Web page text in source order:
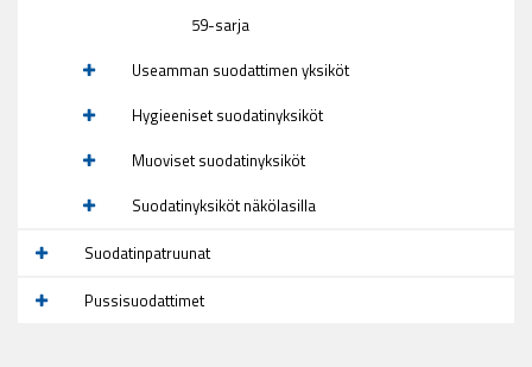
59-sarja
Useamman suodattimen yksiköt
Hygieeniset suodatinyksiköt
Muoviset suodatinyksiköt
Suodatinyksiköt näkölasilla
Suodatinpatruunat
Pussisuodattimet